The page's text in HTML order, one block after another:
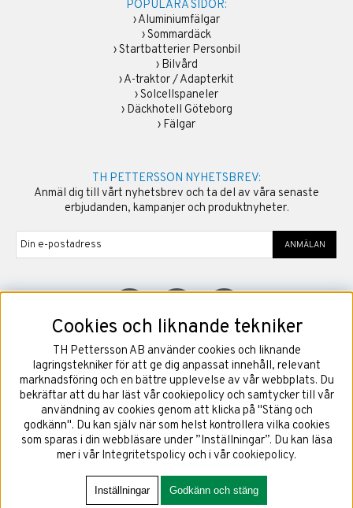
POPULÄRA SIDOR:
›Aluminiumfälgar
›Sommardäck
›Startbatterier Personbil
› Bilvård
›A-traktor / Adapterkit
›Solcellspaneler
› Däckhotell Göteborg
› Fälgar
TH PETTERSSON NYHETSBREV:
Anmäl dig till vårt nyhetsbrev och ta del av våra senaste
erbjudanden, kampanjer och produktnyheter.
ANMÄLAN
©2026Copyright TH Pettersson AB
Cookies och liknande tekniker
TH Pettersson AB använder cookies och liknande
lagringstekniker för att ge dig anpassat innehåll, relevant
marknadsföring och en bättre upplevelse av vår webbplats. Du
bekräftar att du har läst vår cookiepolicy och samtycker till vår
användning av cookies genom att klicka på "Stäng och
godkänn". Du kan själv när som helst kontrollera vilka cookies
som sparas i din webbläsare under ”Inställningar”. Du kan läsa
mer i vår Integritetspolicy och i vår cookiepolicy.
Inställningar Godkänn och stäng